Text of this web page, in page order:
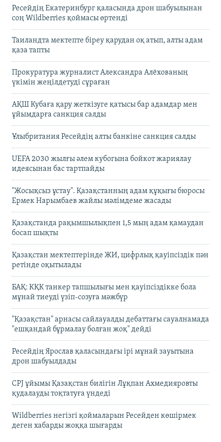
Ресейдің Екатеринбург қаласында дрон шабуылынан
соң Wildberries қоймасы өртенді
Таиландта мектепте біреу қарудан оқ атып, алты адам
қаза тапты
Прокуратура журналист Александра Алёхованың
үкімін жеңілдетуді сұраған
АҚШ Кубаға қару жеткізуге қатысы бар адамдар мен
ұйымдарға санкция салды
Ұлыбритания Ресейдің алты банкіне санкция салды
UEFA 2030 жылғы әлем кубогына бойкот жариялау
идеясынан бас тартпайды
"Жосықсыз ұстау". Қазақстанның адам құқығы бюросы
Ермек Нарымбаев жайлы мәлімдеме жасады
Қазақстанда рақымшылықпен 1,5 мың адам қамаудан
босап шықты
Қазақстан мектептерінде ЖИ, цифрлық қауіпсіздік пән
ретінде оқытылады
БАҚ: КҚК танкер тапшылығы мен қауіпсіздікке бола
мұнай тиеуді үзіп-созуға мәжбүр
"Қазақстан" арнасы сайлауалды дебаттағы сауалнамада
"ешқандай бұрмалау болған жоқ" дейді
Ресейдің Ярослав қаласындағы ірі мұнай зауытына
дрон шабуылдады
CPJ ұйымы Қазақстан билігін Лұқпан Ахмедияровты
қудалауды тоқтатуға үндеді
Wildberries негізгі қоймаларын Ресейден көшірмек
деген хабарды жоққа шығарды